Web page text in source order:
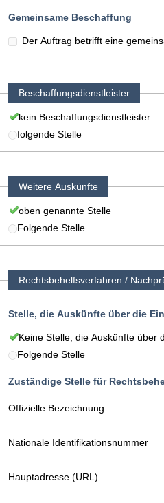
Gemeinsame Beschaffung
Der Auftrag betrifft eine
Beschaffungsdienstleister
kein Beschaffungsdienstleister
folgende Stelle
Weitere Auskünfte
oben genannte Stelle
Folgende Stelle
Rechtsbehelfsverfahren /
Stelle, die Auskünfte über die
Keine Stelle, die Auskünfte über
Folgende Stelle
Zuständige Stelle für
Offizielle Bezeichnung
Nationale Identifikationsnummer
Hauptadresse (URL)